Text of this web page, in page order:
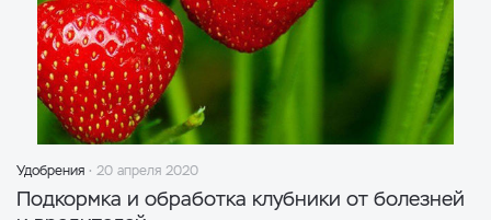
Удобрения 20 апреля 2020
Подкормка и обработка клубники от болезней